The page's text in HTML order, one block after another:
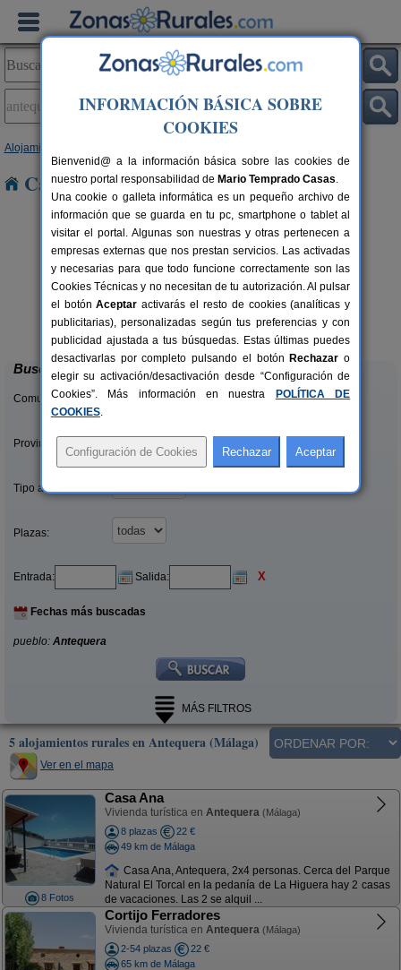
Alojamientos
Casas Rurales en Antequera
2-10+4 pers.
desde16 €
Casa Sunset El Tejar
Almogía (Málaga)
Buscar
Comunidades:
Provincias/Islas:
Tipo alquiler:
Plazas:
Entrada: Salida: X
Fechas más buscadas
pueblo: Antequera
MÁS FILTROS
5 alojamientos rurales en Antequera (Málaga)
Ver en el mapa
8 Fotos
Casa Ana
Vivienda turística en Antequera (Málaga)
8 plazas
22 €
49 km de Málaga
Casa Ana, Antequera, 2x4 personas. Cerca del Parque
Natural El Torcal en la pedanía de La Higuera hay 2 casas
de vacaciones. Las 2 se alquil ...
Cortijo Ferradores
Vivienda turística en Antequera (Málaga)
2-54 plazas
22 €
65 km de Málaga
INFORMACIÓN BÁSICA SOBRE
COOKIES
Bienvenid@ a la información básica sobre las cookies de
nuestro portal responsabilidad de Mario Temprado Casas.
Una cookie o galleta informática es un pequeño archivo de
información que se guarda en tu pc, smartphone o tablet al
visitar el portal. Algunas son nuestras y otras pertenecen a
empresas externas que nos prestan servicios. Las activadas
y necesarias para que todo funcione correctamente son las
Cookies Técnicas y no necesitan de tu autorización. Al pulsar
el botónAceptar activarás el resto de cookies (analíticas y
publicitarias), personalizadas según tus preferencias y con
publicidad ajustada a tus búsquedas. Estas últimas puedes
desactivarlas por completo pulsando el botón Rechazar o
elegir su activación/desactivación desde “Configuración de
Cookies”. Más información en nuestra
POLÍTICA DE
COOKIES.